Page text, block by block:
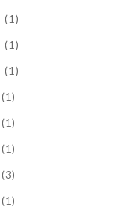
(1)
(1)
(1)
(1)
(1)
(1)
(3)
(1)